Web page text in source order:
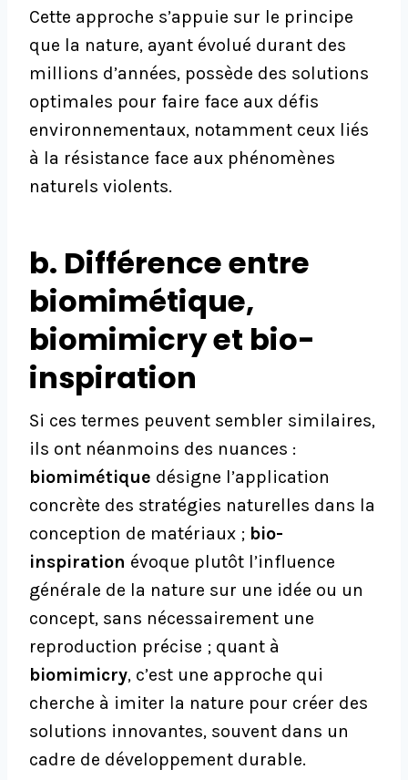
Cette approche s’appuie sur le principe
que la nature, ayant évolué durant des
millions d’années, possède des solutions
optimales pour faire face aux défis
environnementaux, notamment ceux liés
à la résistance face aux phénomènes
naturels violents.
b. Différence entre
biomimétique,
biomimicry et bio-
inspiration
Si ces termes peuvent sembler similaires,
ils ont néanmoins des nuances :
biomimétique désigne l’application
concrète des stratégies naturelles dans la
conception de matériaux ; bio-
inspiration évoque plutôt l’influence
générale de la nature sur une idée ou un
concept, sans nécessairement une
reproduction précise ; quant à
biomimicry, c’est une approche qui
cherche à imiter la nature pour créer des
solutions innovantes, souvent dans un
cadre de développement durable.